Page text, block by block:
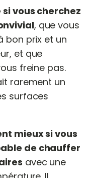
vous cherchez
, que vous
bon prix et un
et que
freine pas.
rarement un
surfaces
mieux si vous
de chauffer
avec une